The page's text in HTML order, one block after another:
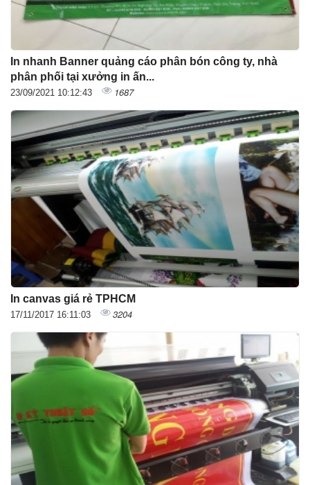
In nhanh Banner quảng cáo phân bón công ty, nhà
phân phối tại xưởng in ấn...
23/09/2021 10:12:43 1687
In canvas giá rẻ TPHCM
17/11/2017 16:11:03 3204